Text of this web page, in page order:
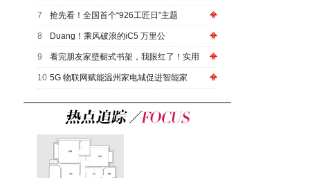
7 抢先看！全国首个“926工匠日”主题
8 Duang！乘风破浪的iC5 万里公
9 看完朋友家壁橱式书架，我眼红了！实用
10 5G 物联网赋能温州家电城促进智能家